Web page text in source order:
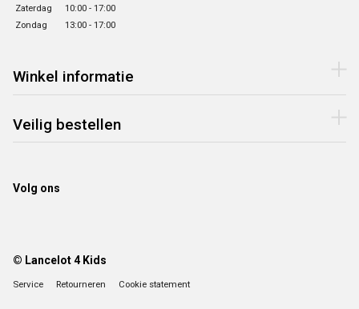
Zaterdag
10:00 - 17:00
Zondag
13:00 - 17:00
Winkel informatie
Veilig bestellen
Volg ons
© Lancelot 4 Kids
Service Retourneren Cookie statement